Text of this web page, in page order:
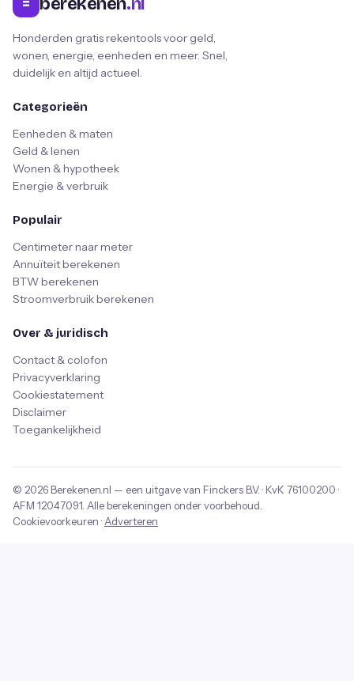
=
Honderden gratis rekentools voor geld,
wonen, energie, eenheden en meer. Snel,
duidelijk en altijd actueel.
Categorieën
Eenheden & maten
Geld & lenen
Wonen & hypotheek
Energie & verbruik
Populair
Centimeter naar meter
Annuïteit berekenen
BTW berekenen
Stroomverbruik berekenen
Over & juridisch
Contact & colofon
Privacyverklaring
Cookiestatement
Disclaimer
Toegankelijkheid
© 2026 Berekenen.nl — een uitgave van Finckers B.V. · KvK 76100200 ·
AFM 12047091 . Alle berekeningen onder voorbehoud.
Cookievoorkeuren · Adverteren